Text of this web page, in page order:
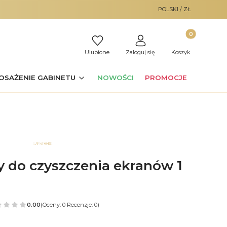
POLSKI / ZŁ
Ulubione Zaloguj się
Produkty w
Koszyk
GABINETU NOWOŚCI PROMOCJE
do czyszczenia ekranów 1
0.00(Oceny: 0 Recenzje: 0)